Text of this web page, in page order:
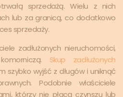
sprzedażą. Wielu z nich
lub za granicą, co dodatkowo
sprzedaży.
zadłużonych nieruchomości,
Skup zadłużonych
szybko wyjść z długów i uniknąć
Podobnie właściciele
którzy nie płacą czynszu lub